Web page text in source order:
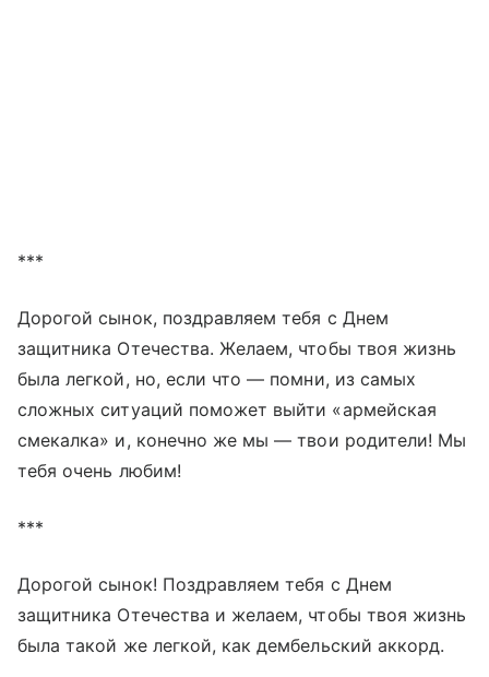
***
Дорогой сынок, поздравляем тебя с Днем
защитника Отечества. Желаем, чтобы твоя жизнь
была легкой, но, если что — помни, из самых
сложных ситуаций поможет выйти «армейская
смекалка» и, конечно же мы — твои родители! Мы
тебя очень любим!
***
Дорогой сынок! Поздравляем тебя с Днем
защитника Отечества и желаем, чтобы твоя жизнь
была такой же легкой, как дембельский аккорд.